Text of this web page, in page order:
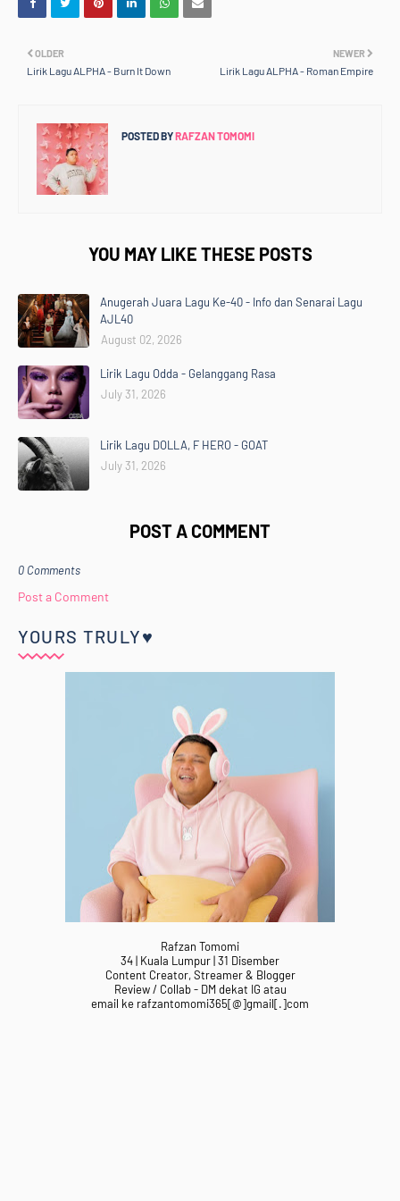
NEWER
Lirik Lagu ALPHA - Roman Empire
OLDER
Lirik Lagu ALPHA - Burn It Down
POSTED BYRAFZAN TOMOMI
YOU MAY LIKE THESE POSTS
Anugerah Juara Lagu Ke-40 - Info dan Senarai Lagu
AJL40
August 02, 2026
Lirik Lagu Odda - Gelanggang Rasa
July 31, 2026
Lirik Lagu DOLLA, F HERO - GOAT
July 31, 2026
POST A COMMENT
0 Comments
Post a Comment
YOURS TRULY♥
Rafzan Tomomi
34 | Kuala Lumpur | 31 Disember
Content Creator, Streamer & Blogger
Review / Collab - DM dekat IG atau
email ke rafzantomomi365[@]gmail[.]com